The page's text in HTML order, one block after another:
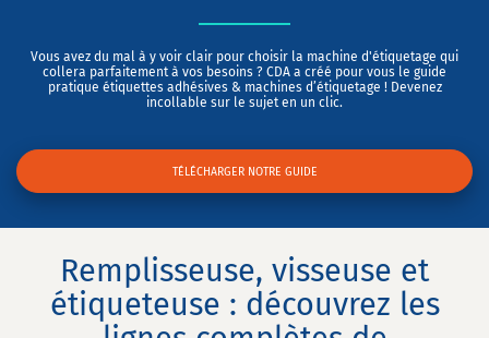
Vous avez du mal à y voir clair pour choisir la machine d'étiquetage qui
collera parfaitement à vos besoins ? CDA a créé pour vous le guide
pratique étiquettes adhésives & machines d’étiquetage ! Devenez
incollable sur le sujet en un clic.
TÉLÉCHARGER NOTRE GUIDE
Remplisseuse, visseuse et
étiqueteuse : découvrez les